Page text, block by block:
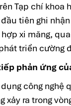
Tạp chí khoa
tiên ghi
xi măng,
triển cường
phản ứng
công nghệ
ra trong